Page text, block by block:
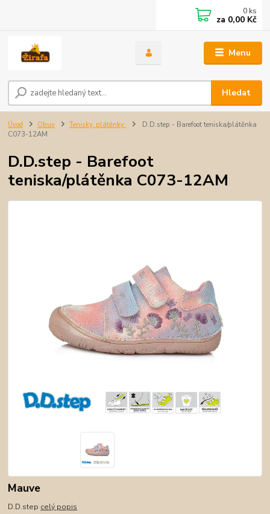
Menu
Hledat
0 ks
za 0,00 Kč
Úvod Obuv Tenisky, plátěnky
D.D.step - Barefoot teniska/plátěnka
C073-12AM
D.D.step - Barefoot
teniska/plátěnka C073-12AM
Mauve
D.D.step celý popis